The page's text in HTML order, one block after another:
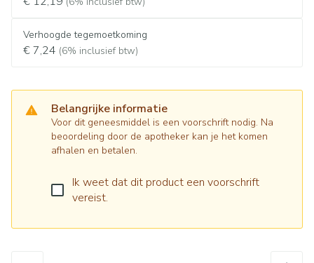
Verhoogde tegemoetkoming
€ 7,24 (6% inclusief btw)
Belangrijke informatie
Voor dit geneesmiddel is een voorschrift nodig. Na
beoordeling door de apotheker kan je het komen
afhalen en betalen.
Ik weet dat dit product een voorschrift
vereist.